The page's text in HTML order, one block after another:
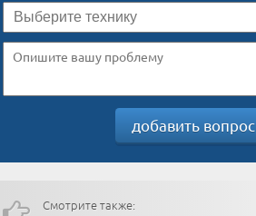
добавить вопрос
Смотрите также: